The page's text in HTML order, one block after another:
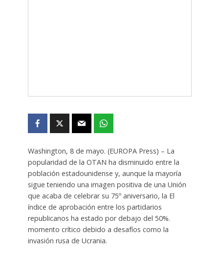
Washington, 8 de mayo. (EUROPA Press) – La
popularidad de la OTAN ha disminuido entre la
población estadounidense y, aunque la mayoría
sigue teniendo una imagen positiva de una Unión
que acaba de celebrar su 75º aniversario, la El
índice de aprobación entre los partidarios
republicanos ha estado por debajo del 50%.
momento crítico debido a desafíos como la
invasión rusa de Ucrania.